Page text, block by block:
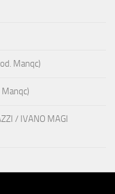
Manqc)
/ IVANO MAGI